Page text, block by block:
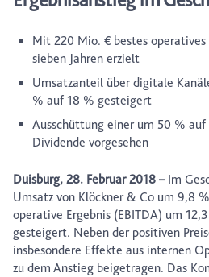
Mit 220 Mio. € bestes operatives
sieben Jahren erzielt
Umsatzanteil über digitale
% auf 18 % gesteigert
Ausschüttung einer um 50 %
Dividende vorgesehen
Duisburg, 28. Februar 2018 –Im
Umsatz von Klöckner & Co um 9,8
operative Ergebnis (EBITDA) um
gesteigert. Neben der positiven
insbesondere Effekte aus internen
zu dem Anstieg beigetragen. Das